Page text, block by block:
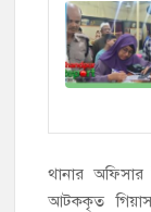
থানার
আটককৃত গিয়াস